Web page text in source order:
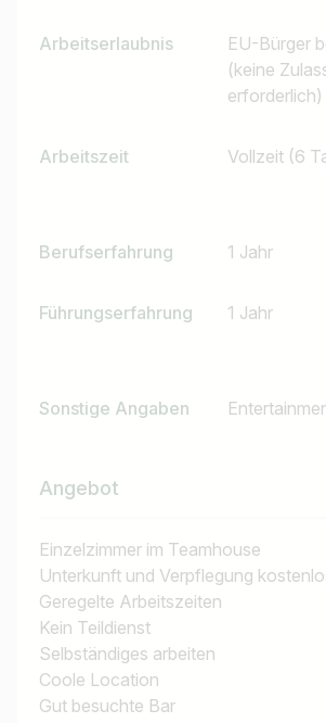
Arbeitserlaubnis
EU-Bürger
(keine
erforderlich)
Arbeitszeit Vollzeit (6
Berufserfahrung 1 Jahr
Führungserfahrung 1 Jahr
Sonstige Angaben
Angebot
Einzelzimmer im Teamhouse
Unterkunft und Verpflegung
Geregelte Arbeitszeiten
Kein Teildienst
Selbständiges arbeiten
Coole Location
Gut besuchte Bar
Jobtitel
z.B. Österreich
Land / Bundesland